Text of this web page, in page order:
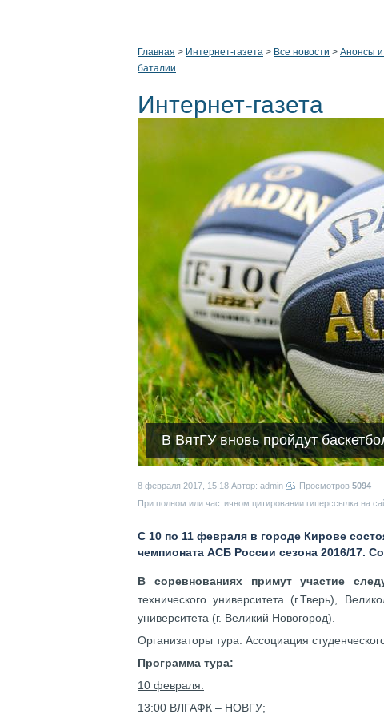
Главная > Интернет-газета > Все новости > Анонсы
баталии
Интернет-газета
В ВятГУ вновь пройдут
8 февраля 2017, 15:18 Автор: admin Просмотров 5094
При полном или частичном цитировании гиперссылка на
С 10 по 11 февраля в городе Кирове
чемпионата АСБ России сезона 2016/17.
В соревнованиях примут участие
технического университета (г.Тверь),
университета (г. Великий Новогород).
Организаторы тура: Ассоциация
Программа тура:
10 февраля:
13:00 ВЛГАФК – НОВГУ;